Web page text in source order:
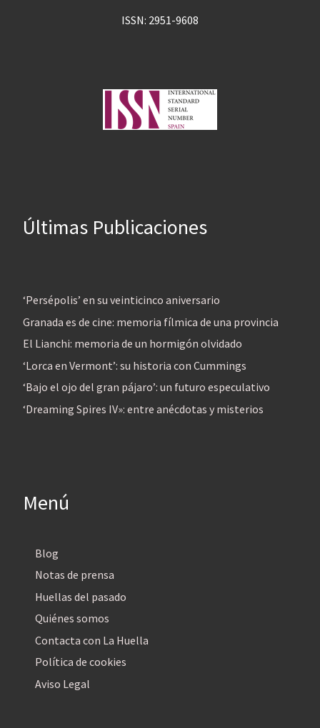
ISSN: 2951-9608
Últimas Publicaciones
‘Persépolis’ en su veinticinco aniversario
Granada es de cine: memoria fílmica de una provincia
El Lianchi: memoria de un hormigón olvidado
‘Lorca en Vermont’: su historia con Cummings
‘Bajo el ojo del gran pájaro’: un futuro especulativo
‘Dreaming Spires IV»: entre anécdotas y misterios
Menú
Blog
Notas de prensa
Huellas del pasado
Quiénes somos
Contacta con La Huella
Política de cookies
Aviso Legal